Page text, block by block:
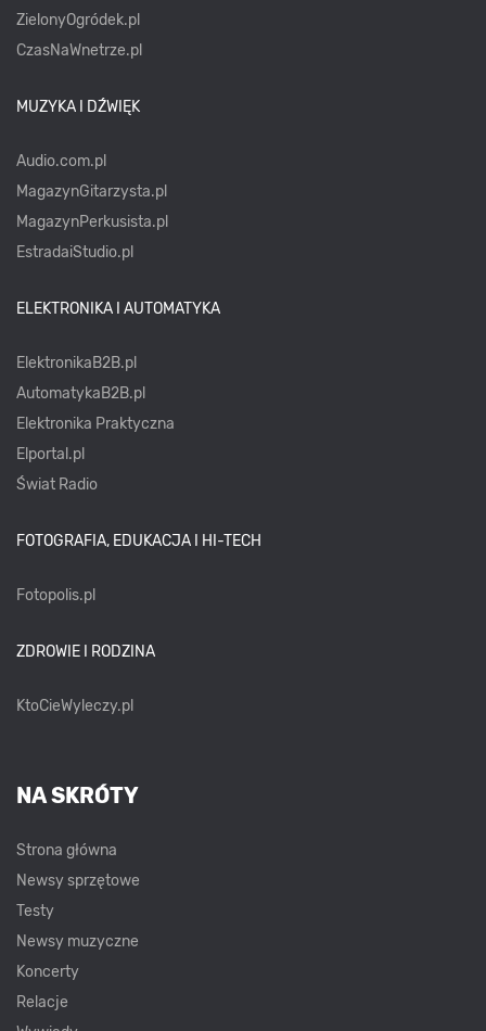
ZielonyOgródek.pl
CzasNaWnetrze.pl
MUZYKA I DŹWIĘK
Audio.com.pl
MagazynGitarzysta.pl
MagazynPerkusista.pl
EstradaiStudio.pl
ELEKTRONIKA I AUTOMATYKA
ElektronikaB2B.pl
AutomatykaB2B.pl
Elektronika Praktyczna
Elportal.pl
Świat Radio
FOTOGRAFIA, EDUKACJA I HI-TECH
Fotopolis.pl
ZDROWIE I RODZINA
KtoCieWyleczy.pl
NA SKRÓTY
Strona główna
Newsy sprzętowe
Testy
Newsy muzyczne
Koncerty
Relacje